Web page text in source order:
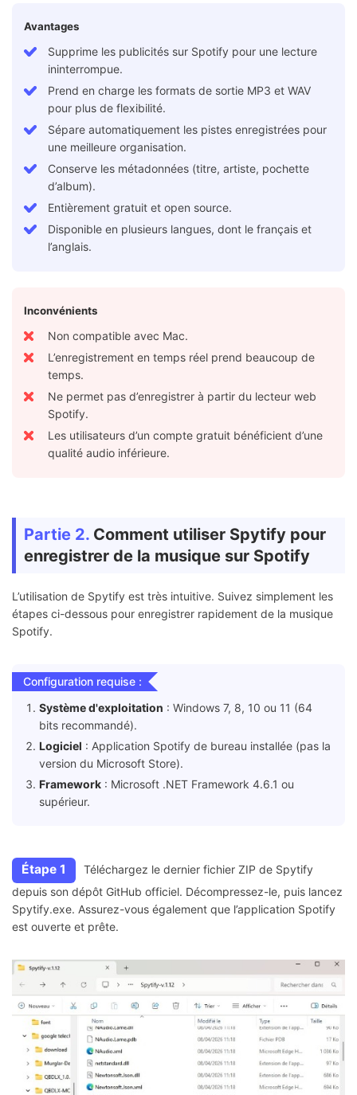
Avantages
Supprime les publicités sur Spotify pour une lecture
ininterrompue.
Prend en charge les formats de sortie MP3 et WAV
pour plus de flexibilité.
Sépare automatiquement les pistes enregistrées pour
une meilleure organisation.
Conserve les métadonnées (titre, artiste, pochette
d’album).
Entièrement gratuit et open source.
Disponible en plusieurs langues, dont le français et
l’anglais.
Inconvénients
Non compatible avec Mac.
L’enregistrement en temps réel prend beaucoup de
temps.
Ne permet pas d’enregistrer à partir du lecteur web
Spotify.
Les utilisateurs d’un compte gratuit bénéficient d’une
qualité audio inférieure.
Partie 2. Comment utiliser Spytify pour
enregistrer de la musique sur Spotify
L’utilisation de Spytify est très intuitive. Suivez simplement les
étapes ci-dessous pour enregistrer rapidement de la musique
Spotify.
Configuration requise :
Système d'exploitation : Windows 7, 8, 10 ou 11 (64
bits recommandé).
Logiciel : Application Spotify de bureau installée (pas la
version du Microsoft Store).
Framework : Microsoft .NET Framework 4.6.1 ou
supérieur.
Étape 1
Téléchargez le dernier fichier ZIP de Spytify
depuis son dépôt GitHub officiel. Décompressez-le, puis lancez
Spytify.exe. Assurez-vous également que l’application Spotify
est ouverte et prête.